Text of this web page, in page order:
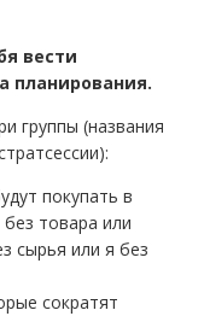
вести
планирования.
группы (названия
покупать в
товара или
сырья или я без
сократят